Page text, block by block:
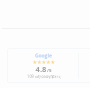
Google
★★★★★
4.8/5
109 αξιολογήσεις